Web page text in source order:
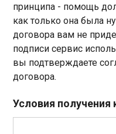
принципа - помощь
как только она была
договора вам не
подписи сервис
вы подтверждаете
договора.
Условия